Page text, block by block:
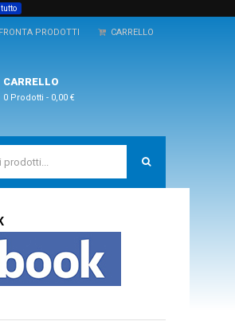
tutto
PRODOTTI CARRELLO
CARRELLO
0 Prodotti - 0,00 €